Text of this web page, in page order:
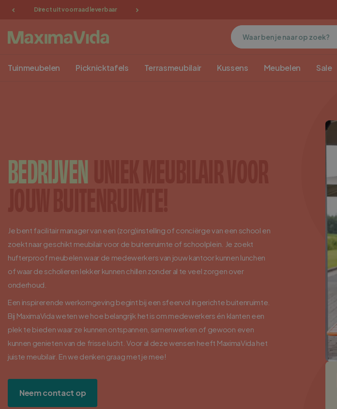
Bezorging in NL, BE, DU
Tuinmeubelen Picknicktafels Terrasmeubilair Kussens Meubelen Sale
BEDRIJVEN
Je bent facilitair manager van een (zorg)instelling of conciërge van een school en
zoekt naar geschikt meubilair voor de buitenruimte of schoolplein. Je zoekt
hufterproof meubelen waar de medewerkers van jouw kantoor kunnen lunchen
of waar de scholieren lekker kunnen chillen zonder al te veel zorgen over
onderhoud.
Een inspirerende werkomgeving begint bij een sfeervol ingerichte buitenruimte.
Bij MaximaVida weten we hoe belangrijk het is om medewerkers én klanten een
plek te bieden waar ze kunnen ontspannen, samenwerken of gewoon even
kunnen genieten van de frisse lucht. Voor al deze wensen heeft MaximaVida het
juiste meubilair. En we denken graag met je mee!
Neem contact op